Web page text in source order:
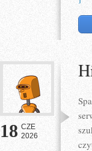
18 CZE
2026